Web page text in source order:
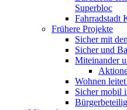
Superbloc
Fahrradstadt
Frühere Projekte
Sicher mit
Sicher und
Miteinander
Wohnen
Sicher mobil